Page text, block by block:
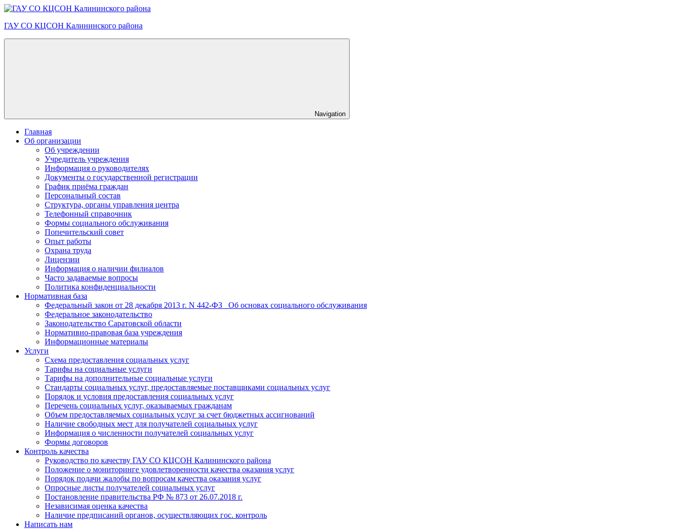
Skip
content
ГАУ СО КЦСОН Калининского района
Navigation
Главная
Об организации
Об учреждении
Учредитель учреждения
Информация о руководителях
Документы о государственной регистрации
График приёма граждан
Персональный состав
Структура, органы управления центра
Телефонный справочник
Формы социального обслуживания
Попечительский совет
Опыт работы
Охрана труда
Лицензии
Информация о наличии филиалов
Часто задаваемые вопросы
Политика конфиденциальности
Нормативная база
Федеральный закон от 28 декабря 2013 г. N 442-ФЗ _Об основах социального обслуживания
Федеральное законодательство
Законодательство Саратовской области
Нормативно-правовая база учреждения
Информационные материалы
Услуги
Схема предоставления социальных услуг
Тарифы на социальные услуги
Тарифы на дополнительные социальные услуги
Стандарты социальных услуг, предоставляемые поставщиками социальных услуг
Порядок и условия предоставления социальных услуг
Перечень социальных услуг, оказываемых гражданам
Объем предоставляемых социальных услуг за счет бюджетных ассигнований
Наличие свободных мест для получателей социальных услуг
Информация о численности получателей социальных услуг
Формы договоров
Контроль качества
Руководство по качеству ГАУ СО КЦСОН Калининского района
Положение о мониторинге удовлетворенности качества оказания услуг
Порядок подачи жалобы по вопросам качества оказания услуг
Опросные листы получателей социальных услуг
Постановление правительства РФ № 873 от 26.07.2018 г.
Независимая оценка качества
Наличие предписаний органов, осуществляющих гос. контроль
Написать нам